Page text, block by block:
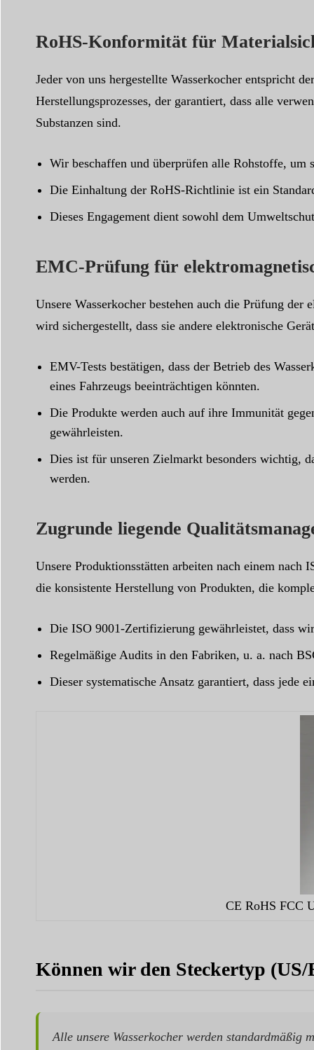
RoHS-Konformität für
Jeder von uns hergestellte Wasserkocher entspricht
Herstellungsprozesses, der garantiert, dass alle
Substanzen sind.
Wir beschaffen und überprüfen alle Rohstoffe, um
Die Einhaltung der RoHS-Richtlinie ist ein
Dieses Engagement dient sowohl dem
EMC-Prüfung für
Unsere Wasserkocher bestehen auch die Prüfung
wird sichergestellt, dass sie andere elektronische
EMV-Tests bestätigen, dass der Betrieb des
eines Fahrzeugs beeinträchtigen könnten.
Die Produkte werden auch auf ihre Immunität
gewährleisten.
Dies ist für unseren Zielmarkt besonders wichtig,
werden.
Zugrunde liegende
Unsere Produktionsstätten arbeiten nach einem
die konsistente Herstellung von Produkten, die
Die ISO 9001-Zertifizierung gewährleistet, dass
Regelmäßige Audits in den Fabriken, u. a. nach
Dieser systematische Ansatz garantiert, dass jede
CE RoHS FCC
Können wir den Steckertyp
Alle unsere Wasserkocher werden